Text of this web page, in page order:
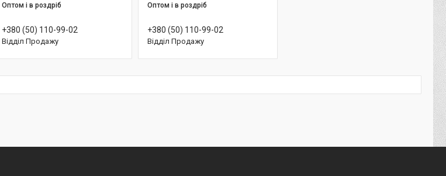
Оптом і в роздріб
+380 (50) 110-99-02
Відділ Продажу
Оптом і в роздріб
+380 (50) 110-99-02
Відділ Продажу